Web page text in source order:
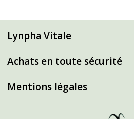
Lynpha Vitale
Achats en toute sécurité
Mentions légales